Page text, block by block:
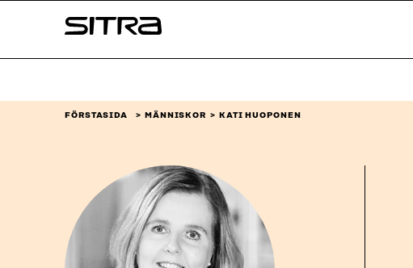
↓
Sitra
FÖRSTASIDA MÄNNISKOR KATI HUOPONEN